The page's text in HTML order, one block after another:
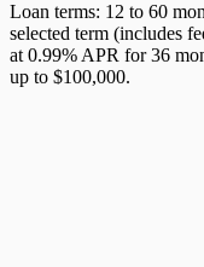
Loan terms: 12 to 60
selected term (includes
at 0.99% APR for 36
up to $100,000.